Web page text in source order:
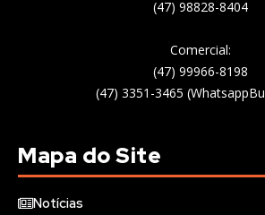
(47) 98828-8404
Comercial:
(47) 99966-8198
(47) 3351-3465
Mapa do Site
Notícias